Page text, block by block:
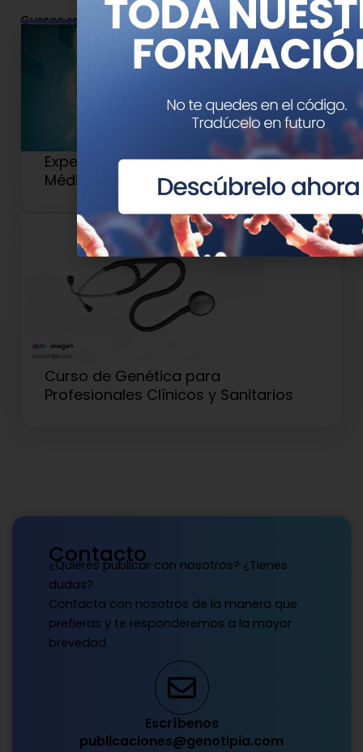
Cursos relacionados
Experto Universitario en Genética
Médica y Genómica (Antiguo 2)
Curso de Genética para
Profesionales Clínicos y Sanitarios
Contacto
¿Quieres publicar con nosotros? ¿Tienes
dudas?
Contacta con nosotros de la manera que
prefieras y te responderemos a la mayor
brevedad.
Escríbenos
publicaciones@genotipia.com